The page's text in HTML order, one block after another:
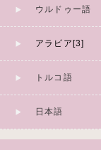
ウルドゥー語
アラビア[3]
トルコ語
日本語